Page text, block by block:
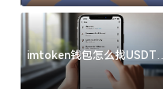
imtoken钱包怎么找USDT地
址？三步搞定不踩坑